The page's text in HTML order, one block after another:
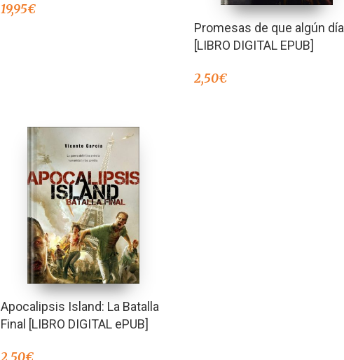
19,95€
Promesas de que algún día
[LIBRO DIGITAL EPUB]
2,50€
Apocalipsis Island: La Batalla
Final [LIBRO DIGITAL ePUB]